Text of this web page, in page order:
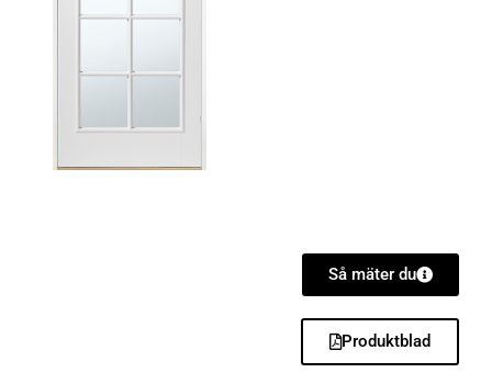
Så mäter du
Produktblad